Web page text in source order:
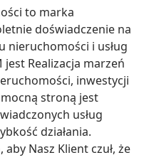
to marka
doświadczenie na
i usług
jest Realizacja marzeń
inwestycji
stroną jest
usług
działania.
Nasz Klient czuł, że